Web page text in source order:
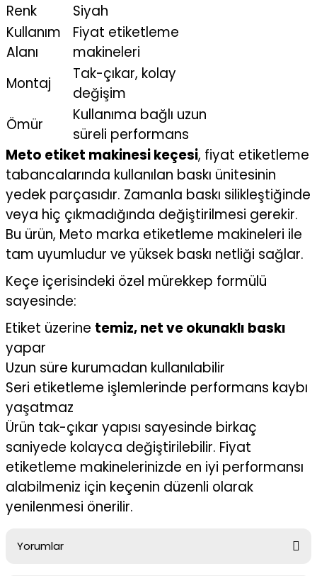
Renk
Siyah
Kullanım
Alanı
Fiyat etiketleme
makineleri
Montaj
Tak-çıkar, kolay
değişim
Ömür
Kullanıma bağlı uzun
süreli performans
Meto etiket makinesi keçesi, fiyat etiketleme
tabancalarında kullanılan baskı ünitesinin
yedek parçasıdır. Zamanla baskı silikleştiğinde
veya hiç çıkmadığında değiştirilmesi gerekir.
Bu ürün, Meto marka etiketleme makineleri ile
tam uyumludur ve yüksek baskı netliği sağlar.
Keçe içerisindeki özel mürekkep formülü
sayesinde:
Etiket üzerine temiz, net ve okunaklı baskı
yapar
Uzun süre kurumadan kullanılabilir
Seri etiketleme işlemlerinde performans kaybı
yaşatmaz
Ürün tak-çıkar yapısı sayesinde birkaç
saniyede kolayca değiştirilebilir. Fiyat
etiketleme makinelerinizde en iyi performansı
alabilmeniz için keçenin düzenli olarak
yenilenmesi önerilir.
Yorumlar